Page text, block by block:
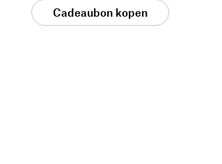
Cadeaubon kopen